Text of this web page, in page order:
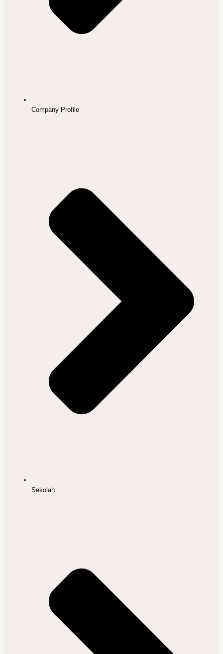
Company Profile
Sekolah